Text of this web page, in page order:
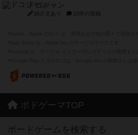
ドコジャン
紹介文あり 10件の投稿
ボドゲーマTOP
ボードゲームを検索する